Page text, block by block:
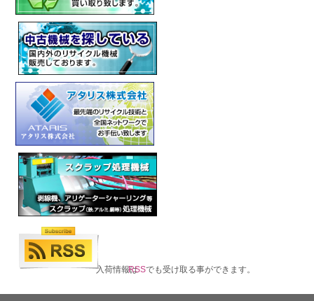
入荷情報はRSSでも受け取る事ができます。